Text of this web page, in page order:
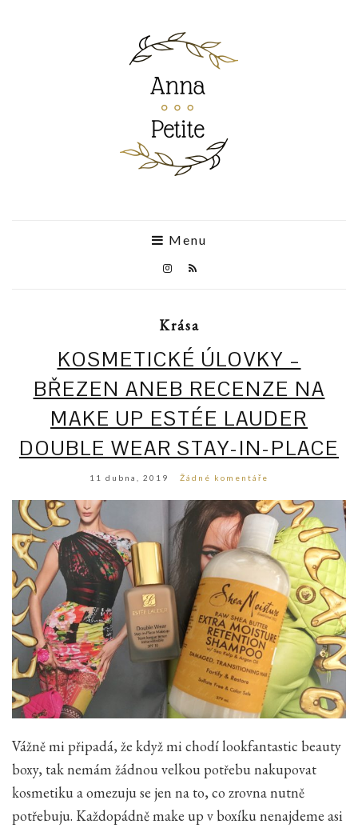
Menu
Krása
KOSMETICKÉ ÚLOVKY –
BŘEZEN ANEB RECENZE NA
MAKE UP ESTÉE LAUDER
DOUBLE WEAR STAY-IN-PLACE
11 dubna, 2019 Žádné komentáře
Vážně mi připadá, že když mi chodí lookfantastic beauty
boxy, tak nemám žádnou velkou potřebu nakupovat
kosmetiku a omezuju se jen na to, co zrovna nutně
potřebuju. Každopádně make up v boxíku nenajdeme asi